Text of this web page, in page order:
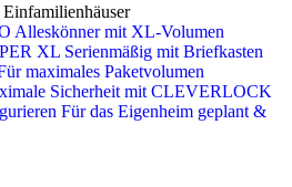
Alleskönner mit XL-Volumen
XL Serienmäßig mit Briefkasten
maximales Paketvolumen
Sicherheit mit CLEVERLOCK
Für das Eigenheim geplant &